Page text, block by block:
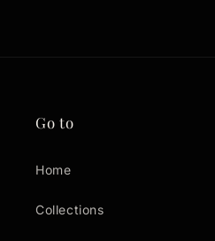
Go to
Home
Collections